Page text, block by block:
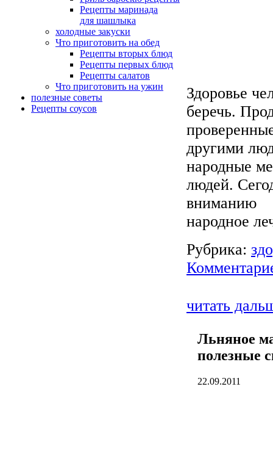
Рецепты маринада
для шашлыка
холодные закуски
Что приготовить на обед
Рецепты вторых блюд
Рецепты первых блюд
Рецепты салатов
Что приготовить на ужин
полезные советы
Рецепты соусов
Здоровье
беречь.
другими
народные
людей.
вниманию
народное
Рубрика:
читать
Льняное
полезные
22.09.2011